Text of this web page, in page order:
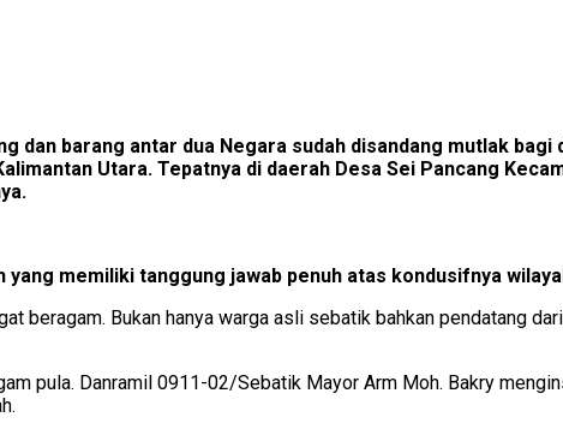
dan barang antar dua Negara sudah disandang mutlak
Utara. Tepatnya di daerah Desa Sei Pancang
memiliki tanggung jawab penuh atas kondusifnya
beragam. Bukan hanya warga asli sebatik bahkan pendatang
pula. Danramil 0911-02/Sebatik Mayor Arm Moh. Bakry